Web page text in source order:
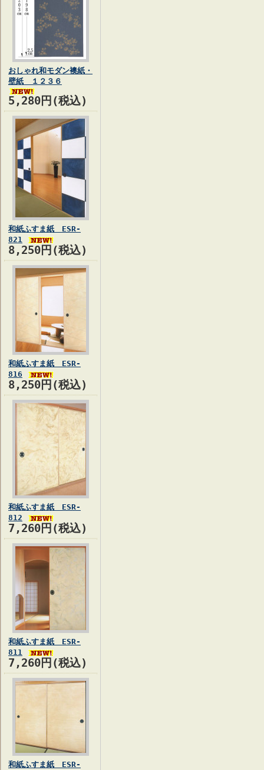
おしゃれ和モダン襖紙・
壁紙 １２３６
5,280円(税込)
和紙ふすま紙 ESR-
821
8,250円(税込)
和紙ふすま紙 ESR-
816
8,250円(税込)
和紙ふすま紙 ESR-
812
7,260円(税込)
和紙ふすま紙 ESR-
811
7,260円(税込)
和紙ふすま紙 ESR-